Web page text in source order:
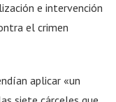
e intervención
el crimen
aplicar «un